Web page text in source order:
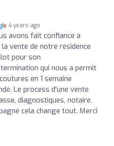
4 years ago
avons fait confiance à
vente de notre résidence
pour son
qui nous a permit
en 1 semaine
Le process d'une vente
diagnostiques, notaire,
cela change tout. Merci